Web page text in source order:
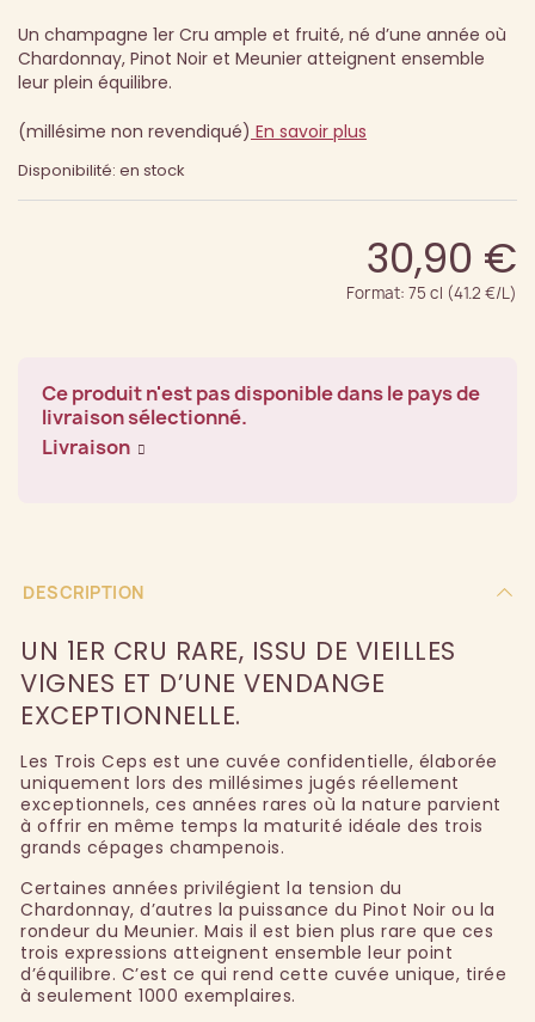
Un champagne 1er Cru ample et fruité, né d’une année où
Chardonnay, Pinot Noir et Meunier atteignent ensemble
leur plein équilibre.
(millésime non revendiqué) En savoir plus
Disponibilité: en stock
30,90 €
Format: 75 cl (41.2 €/L)
Ce produit n'est pas disponible dans le pays de
livraison sélectionné.
Livraison
DESCRIPTION
UN 1ER CRU RARE, ISSU DE VIEILLES
VIGNES ET D’UNE VENDANGE
EXCEPTIONNELLE.
Les Trois Ceps est une cuvée confidentielle, élaborée
uniquement lors des millésimes jugés réellement
exceptionnels, ces années rares où la nature parvient
à offrir en même temps la maturité idéale des trois
grands cépages champenois.
Certaines années privilégient la tension du
Chardonnay, d’autres la puissance du Pinot Noir ou la
rondeur du Meunier. Mais il est bien plus rare que ces
trois expressions atteignent ensemble leur point
d’équilibre. C’est ce qui rend cette cuvée unique, tirée
à seulement 1000 exemplaires.